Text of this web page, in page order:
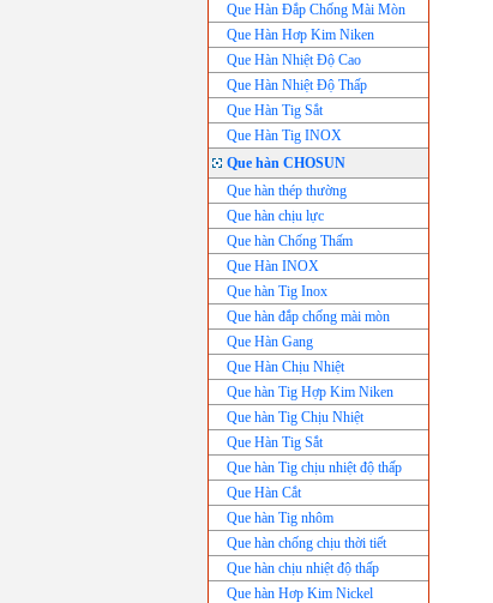
Que Hàn Đắp Chống Mài Mòn
Que Hàn Hơp Kim Niken
Que Hàn Nhiệt Độ Cao
Que Hàn Nhiệt Độ Thấp
Que Hàn Tig Sắt
Que Hàn Tig INOX
Que hàn CHOSUN
Que hàn thép thường
Que hàn chịu lực
Que hàn Chống Thấm
Que Hàn INOX
Que hàn Tig Inox
Que hàn đắp chống mài mòn
Que Hàn Gang
Que Hàn Chịu Nhiệt
Que hàn Tig Hợp Kim Niken
Que hàn Tig Chịu Nhiệt
Que Hàn Tig Sắt
Que hàn Tig chịu nhiệt độ thấp
Que Hàn Cắt
Que hàn Tig nhôm
Que hàn chống chịu thời tiết
Que hàn chịu nhiệt độ thấp
Que hàn Hơp Kim Nickel